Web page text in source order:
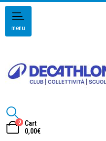
menu
0
Cart
0,00€